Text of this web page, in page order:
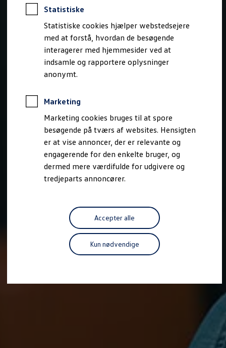
Statistiske
Statistiske cookies hjælper webstedsejere
med at forstå, hvordan de besøgende
interagerer med hjemmesider ved at
indsamle og rapportere oplysninger
anonymt.
Marketing
Marketing cookies bruges til at spore
besøgende på tværs af websites. Hensigten
er at vise annoncer, der er relevante og
engagerende for den enkelte bruger, og
dermed mere værdifulde for udgivere og
tredjeparts annoncører.
Accepter alle
Kun nødvendige
Ejere og services
Book tid på værkstedet
Service
Serviceabonnementer
Service 5+
Service på elbiler
Prismatch
Fordele ved autoriseret værksted
Brugbar information
Servicefordele
Digitale ekstrafunktioner
Se tjenesterne til din model
Volkswagen-apps, login og shop
Forbind mobiltelefonen med bilen
Opdateringer til software, kort og radio
Fleet Interface Data
MinVolkswagen
Digital instruktionsbog
Tilbehør
Fordele ved at vælge autoriseret værksted til din
Om Volkswagen
Nyheder
Tilmeld nyhedsbrev
Pressemeddelser
Kalenderbillede